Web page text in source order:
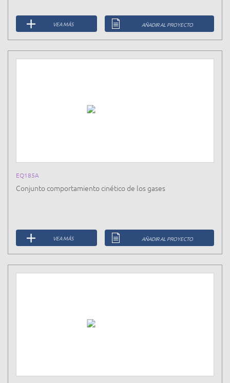
VEA MÁS AÑADIR AL PROYECTO
EQ185A
Conjunto comportamiento cinético de los gases
VEA MÁS AÑADIR AL PROYECTO